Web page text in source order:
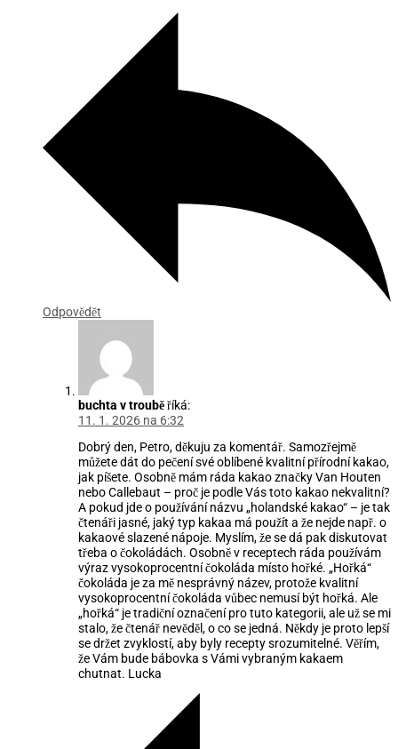
Odpovědět
buchta v trouběříká:
11. 1. 2026 na 6:32
Dobrý den, Petro, děkuju za komentář. Samozřejmě
můžete dát do pečení své oblíbené kvalitní přírodní kakao,
jak píšete. Osobně mám ráda kakao značky Van Houten
nebo Callebaut – proč je podle Vás toto kakao nekvalitní?
A pokud jde o používání názvu „holandské kakao“ – je tak
čtenáři jasné, jaký typ kakaa má použít a že nejde např. o
kakaové slazené nápoje. Myslím, že se dá pak diskutovat
třeba o čokoládách. Osobně v receptech ráda používám
výraz vysokoprocentní čokoláda místo hořké. „Hořká“
čokoláda je za mě nesprávný název, protože kvalitní
vysokoprocentní čokoláda vůbec nemusí být hořká. Ale
„hořká“ je tradiční označení pro tuto kategorii, ale už se mi
stalo, že čtenář nevěděl, o co se jedná. Někdy je proto lepší
se držet zvyklostí, aby byly recepty srozumitelné. Věřím,
že Vám bude bábovka s Vámi vybraným kakaem
chutnat. Lucka